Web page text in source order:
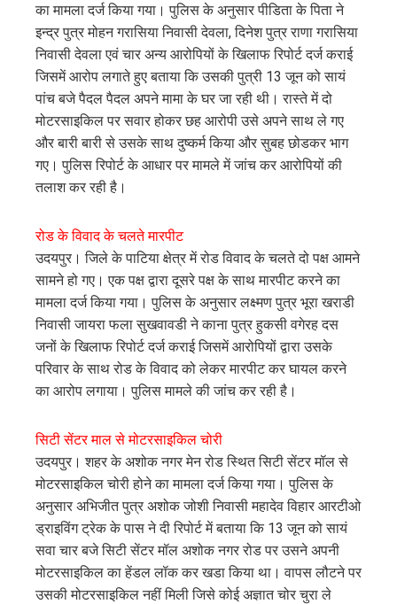
का मामला दर्ज किया गया। पुलिस के अनुसार पीडिता के पिता ने
इन्द्र पुत्र मोहन गरासिया निवासी देवला, दिनेश पुत्र राणा गरासिया
निवासी देवला एवं चार अन्य आरोपियों के खिलाफ रिपोर्ट दर्ज कराई
जिसमें आरोप लगाते हुए बताया कि उसकी पुत्री 13 जून को सायं
पांच बजे पैदल पैदल अपने मामा के घर जा रही थी। रास्ते में दो
मोटरसाइकिल पर सवार होकर छह आरोपी उसे अपने साथ ले गए
और बारी बारी से उसके साथ दुष्कर्म किया और सुबह छोडकर भाग
गए। पुलिस रिपोर्ट के आधार पर मामले में जांच कर आरोपियों की
तलाश कर रही है।
रोड के विवाद के चलते मारपीट
उदयपुर। जिले के पाटिया क्षेत्र में रोड विवाद के चलते दो पक्ष आमने
सामने हो गए। एक पक्ष द्वारा दूसरे पक्ष के साथ मारपीट करने का
मामला दर्ज किया गया। पुलिस के अनुसार लक्ष्मण पुत्र भूरा खराडी
निवासी जायरा फला सुखवावडी ने काना पुत्र हुकसी वगेरह दस
जनों के खिलाफ रिपोर्ट दर्ज कराई जिसमें आरोपियों द्वारा उसके
परिवार के साथ रोड के विवाद को लेकर मारपीट कर घायल करने
का आरोप लगाया। पुलिस मामले की जांच कर रही है।
सिटी सेंटर माल से मोटरसाइकिल चोरी
उदयपुर। शहर के अशोक नगर मेन रोड स्थित सिटी सेंटर मॉल से
मोटरसाइकिल चोरी होने का मामला दर्ज किया गया। पुलिस के
अनुसार अभिजीत पुत्र अशोक जोशी निवासी महादेव विहार आरटीओ
ड्राइविंग ट्रेक के पास ने दी रिपोर्ट में बताया कि 13 जून को सायं
सवा चार बजे सिटी सेंटर मॉल अशोक नगर रोड पर उसने अपनी
मोटरसाइकिल का हेंडल लॉक कर खडा किया था। वापस लौटने पर
उसकी मोटरसाइकिल नहीं मिली जिसे कोई अज्ञात चोर चुरा ले